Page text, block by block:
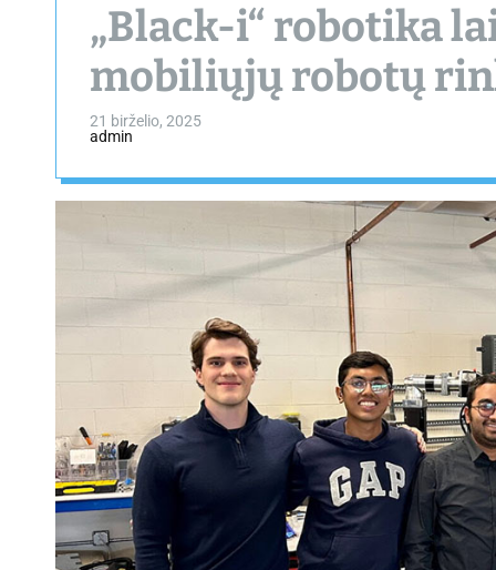
„Black-i“ robotika
mobiliųjų robotų
21 birželio, 2025
admin